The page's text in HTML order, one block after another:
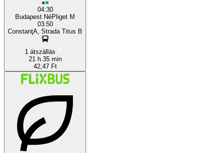
04:30
Budapest NéPliget M
03:50
ConstanţA, Strada Titus B
1 átszállás
21 h 35 min
42,47 Ft